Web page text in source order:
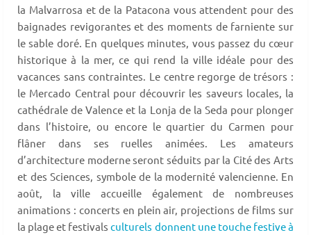
la Malvarrosa et de la Patacona vous attendent pour des
baignades revigorantes et des moments de farniente sur
le sable doré. En quelques minutes, vous passez du cœur
historique à la mer, ce qui rend la ville idéale pour des
vacances sans contraintes. Le centre regorge de trésors :
le Mercado Central pour découvrir les saveurs locales, la
cathédrale de Valence et la Lonja de la Seda pour plonger
dans l’histoire, ou encore le quartier du Carmen pour
flâner dans ses ruelles animées. Les amateurs
d’architecture moderne seront séduits par la Cité des Arts
et des Sciences, symbole de la modernité valencienne. En
août, la ville accueille également de nombreuses
animations : concerts en plein air, projections de films sur
la plage et festivalsculturels donnent une touche festive à